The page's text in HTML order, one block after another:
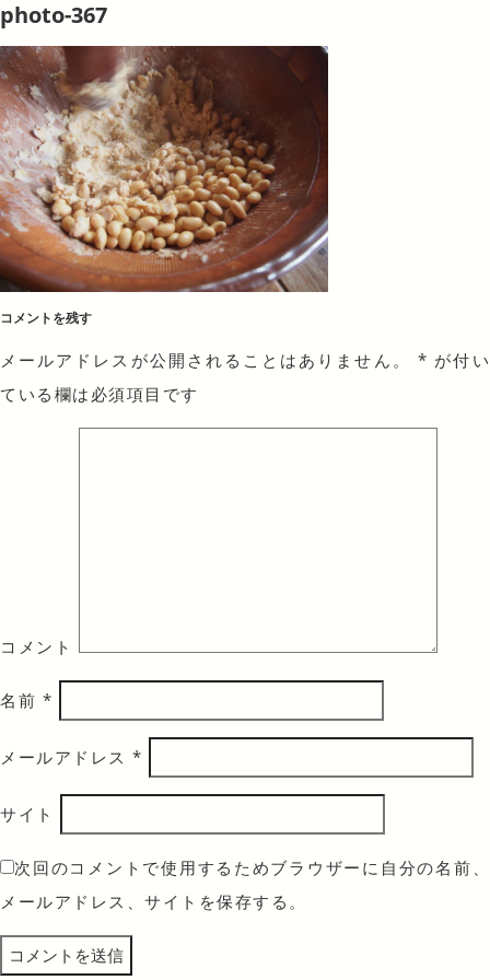
photo-367
コメントを残す
メールアドレスが公開されることはありません。 * が付い
ている欄は必須項目です
コメント
名前 *
メールアドレス *
サイト
次回のコメントで使用するためブラウザーに自分の名前、
メールアドレス、サイトを保存する。